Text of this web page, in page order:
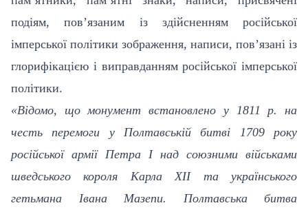
подіям, пов’язаним із здійсненням російської
імперської політики зображення, написи, пов’язані із
глорифікацією і виправданням російської імперської
політики.
«Відомо, що монумент встановлено у 1811 р. на
честь перемоги у Полтавській битві 1709 року
російської армії Петра І над союзними військами
шведського короля Карла XII та українського
гетьмана Івана Мазепи. Полтавська битва